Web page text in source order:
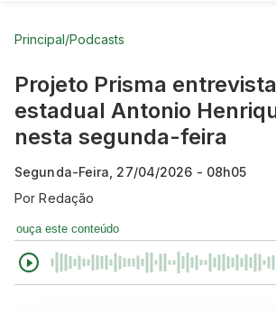
Principal/Podcasts
Projeto Prisma
estadual Antonio
nesta segunda-feira
Segunda-Feira, 27/04/2026 - 08h05
PorRedação
ouça este conteúdo